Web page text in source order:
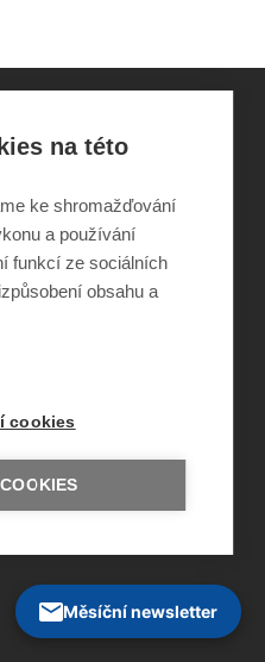
Sirius, o.p.s.
8876
e-mailem
o webu
Měsíční newsletter
na této
ke shromažďování
a používání
funkcí ze sociálních
obsahu a
cookies